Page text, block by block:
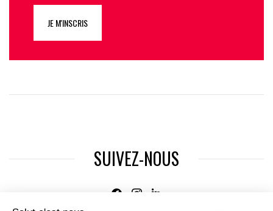
JE M'INSCRIS
SUIVEZ-NOUS